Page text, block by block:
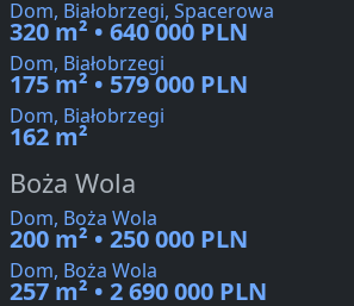
Dom, Białobrzegi, Spacerowa
320 m² • 640 000 PLN
Dom, Białobrzegi
175 m² • 579 000 PLN
Dom, Białobrzegi
162 m²
Boża Wola
Dom, Boża Wola
200 m² • 250 000 PLN
Dom, Boża Wola
257 m² • 2 690 000 PLN